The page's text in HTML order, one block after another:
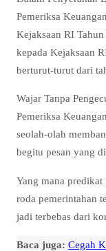
Pemeriksa
Kejaksaan RI
kepada Kejaksaan
berturut-turut dari
Wajar Tanpa
Pemeriksa
seolah-olah
begitu pesan yang
Yang mana
roda pemerintahan
jadi terbebas dari
Baca juga: Cegah